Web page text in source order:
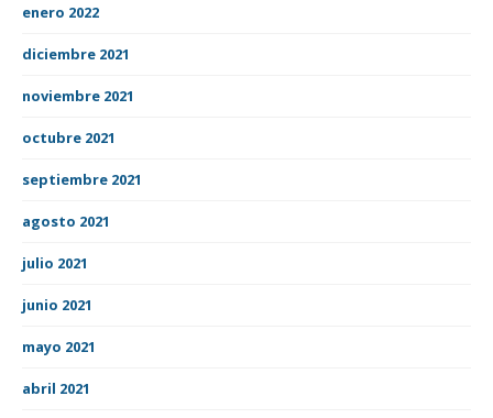
enero 2022
diciembre 2021
noviembre 2021
octubre 2021
septiembre 2021
agosto 2021
julio 2021
junio 2021
mayo 2021
abril 2021